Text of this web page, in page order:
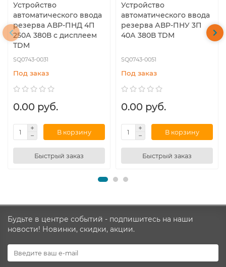
Устройство
автоматического ввода
резерва АВР-ПНД 4П
250А 380В с дисплеем
TDM
SQ0743-0031
Под заказ
0.00 руб.
В корзину
Быстрый заказ
Устройство
автоматического ввода
резерва АВР-ПНУ 3П
40А 380В TDM
SQ0743-0051
Под заказ
0.00 руб.
В корзину
Быстрый заказ
Будьте в центре событий - подпишитесь на наши
новости! Новинки, скидки, акции.